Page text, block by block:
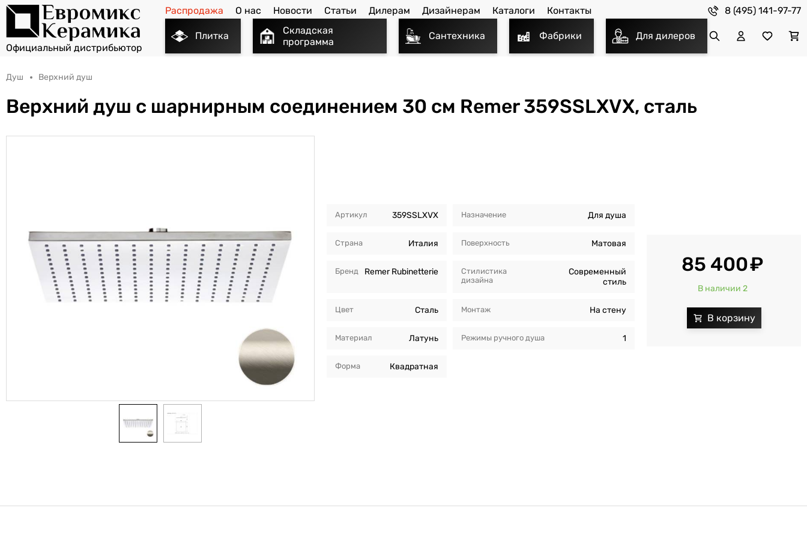
Распродажа О нас Новости Статьи Дилерам Дизайнерам Каталоги Контакты 8 (495) 141-97-77
Плитка
Складская
программа
Сантехника Фабрики Для дилеров
Душ Верхний душ
Верхний душ с шарнирным соединением 30 см Remer 359SSLXVX, сталь
Артикул 359SSLXVX
Страна Италия
Бренд Remer Rubinetterie
Цвет Сталь
Материал Латунь
Форма Квадратная
Назначение Для душа
Поверхность Матовая
Стилистика
дизайна
Современный
стиль
Монтаж На стену
Режимы ручного душа 1
85 400
В наличии 2